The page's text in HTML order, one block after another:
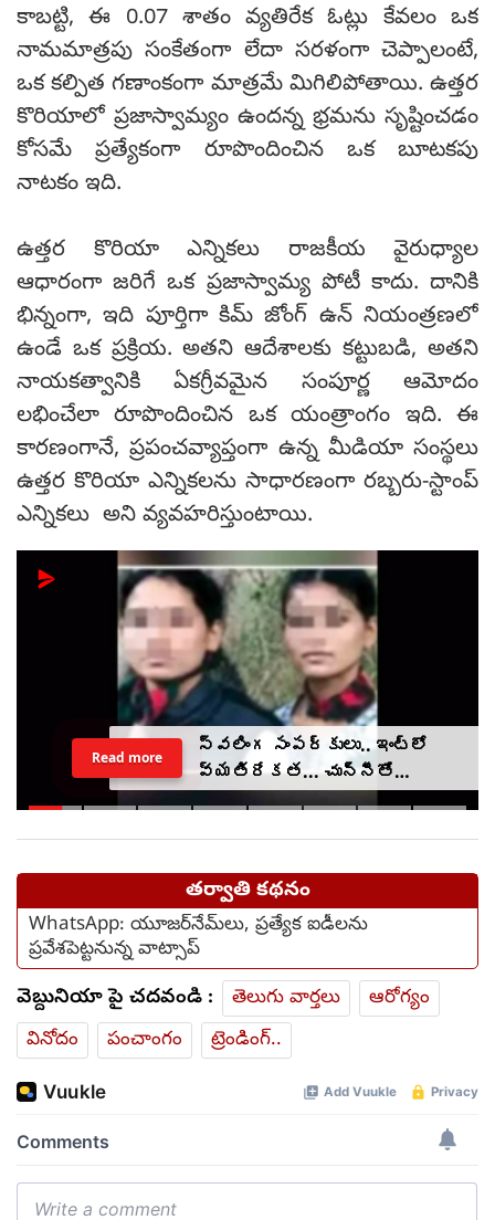
కాబట్టి, ఈ 0.07 శాతం వ్యతిరేక ఓట్లు కేవలం ఒక
నామమాత్రపు సంకేతంగా లేదా సరళంగా చెప్పాలంటే,
ఒక కల్పిత గణాంకంగా మాత్రమే మిగిలిపోతాయి. ఉత్తర
కొరియాలో ప్రజాస్వామ్యం ఉందన్న భ్రమను సృష్టించడం
కోసమే ప్రత్యేకంగా రూపొందించిన ఒక బూటకపు
నాటకం ఇది.
ఉత్తర కొరియా ఎన్నికలు రాజకీయ వైరుధ్యాల
ఆధారంగా జరిగే ఒక ప్రజాస్వామ్య పోటీ కాదు. దానికి
భిన్నంగా, ఇది పూర్తిగా కిమ్ జోంగ్ ఉన్ నియంత్రణలో
ఉండే ఒక ప్రక్రియ. అతని ఆదేశాలకు కట్టుబడి, అతని
నాయకత్వానికి ఏకగ్రీవమైన సంపూర్ణ ఆమోదం
లభించేలా రూపొందించిన ఒక యంత్రాంగం ఇది. ఈ
కారణంగానే, ప్రపంచవ్యాప్తంగా ఉన్న మీడియా సంస్థలు
ఉత్తర కొరియా ఎన్నికలను సాధారణంగా రబ్బరు-స్టాంప్
ఎన్నికలు అని వ్యవహరిస్తుంటాయి.
స్వలింగ సంపర్కులు.. ఇంట్లో
వ్యతిరేకత... చున్నీతో
ఉరేసుకుని ఆత్మహత్య
Read more
తర్వాతి కథనం
WhatsApp: యూజర్‌నేమ్‌లు, ప్రత్యేక ఐడీలను
ప్రవేశపెట్టనున్న వాట్సాప్
వెబ్దునియా పై చదవండి : తెలుగు వార్తలు
ఆరోగ్యం
వినోదం
పంచాంగం ట్రెండింగ్..